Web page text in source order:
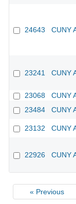
24643 CUNY
23241 CUNY
23068
CUNY
23484
CUNY
23132 CUNY
22926 CUNY
« Previous